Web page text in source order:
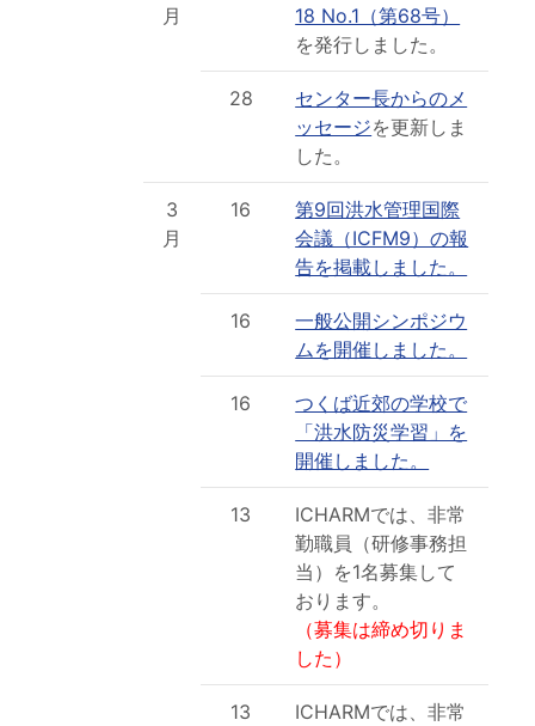
月
18 No.1（第68号）
を発行しました。
28
センター長からのメ
ッセージを更新しま
した。
3
月
16
第9回洪水管理国際
会議（ICFM9）の報
告を掲載しました。
16
一般公開シンポジウ
ムを開催しました。
16
つくば近郊の学校で
「洪水防災学習」を
開催しました。
13
ICHARMでは、非常
勤職員（研修事務担
当）を1名募集して
おります。
（募集は締め切りま
した）
13
ICHARMでは、非常